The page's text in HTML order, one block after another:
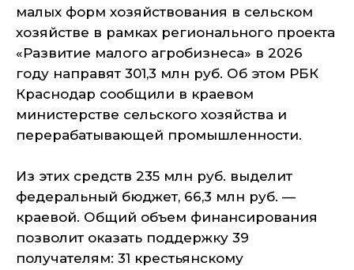
малых форм хозяйствования в сельском
хозяйстве в рамках регионального проекта
«Развитие малого агробизнеса» в 2026
году направят 301,3 млн руб. Об этом РБК
Краснодар сообщили в краевом
министерстве сельского хозяйства и
перерабатывающей промышленности.
Из этих средств 235 млн руб. выделит
федеральный бюджет, 66,3 млн руб. —
краевой. Общий объем финансирования
позволит оказать поддержку 39
получателям: 31 крестьянскому